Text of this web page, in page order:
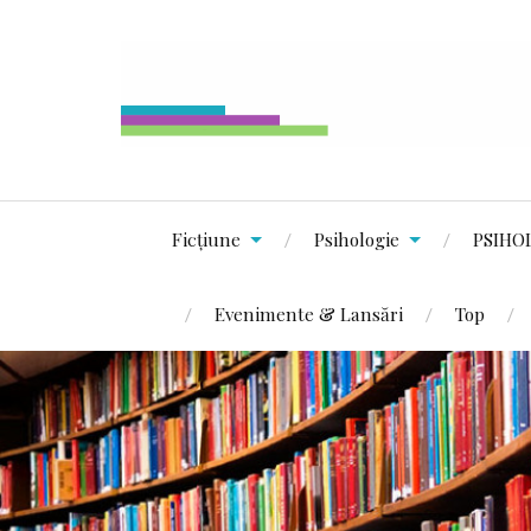
Ficțiune Psihologie
Evenimente & Lansări Top